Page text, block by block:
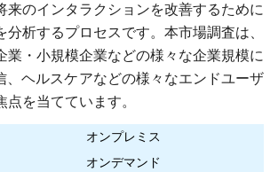
来のインタラクションを改善するために
分析するプロセスです。本市場調査は、
業・小規模企業などの様々な企業規模に
、ヘルスケアなどの様々なエンドユーザ
を当てています。
オンプレミス
オンデマンド